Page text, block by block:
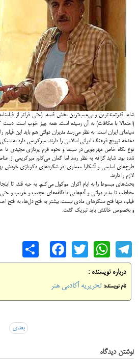
شاید قدرتمندترین و بی‌عیب‌ترین بخش قصه، (حتی فراتر از
(احتمالا با مکافات) به آن رسیده است. همه چیز خوب است. دست
سینمای ایران است. به نظر می‌رسد مدیران دولتی هم باید این فیلم
دغدغه ترویج فرهنگ ایرانی اسلامی را دارند، میرکریمی دارد به
نوع نگاه خاص مهرجویی در سینما و نحوه فرم پردازی مجیدی تا
شده بود. شاید گزافه به نظر رسد اما گمان می‌کنم میرکریمی از
طرح‌های اسلیمی و آشکارا معماری، در شگردهای دکوپاژی خودش
لازم را دارند.
بحث‌های مبسوط را به ایام اکران موکول می‌کنم. یه حبه قند، تا
مخاطب تا مدیر دولتی و آدم‌هایی با ذائقه‌های عجیب و غریب و
فیلم، تنها فتح سنگرهای مادی نیست. بیشتر به فتح دل‌ها، به فتح
و بخصوص خالقش باید تبریک گفت.
Telegram
WhatsApp
Twitter
درباره نویسنده :
نام نویسنده: تحریریه آکادمی هنر
بعدی
نوشتن دیدگاه